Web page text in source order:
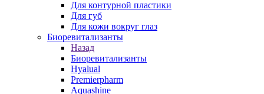
Для контурной пластики
Для губ
Для кожи вокруг глаз
Биоревитализанты
Назад
Биоревитализанты
Hyalual
Premierpharm
Aquashine